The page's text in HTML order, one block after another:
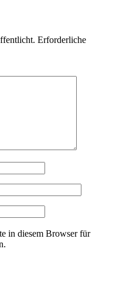
Erforderliche
in diesem Browser für